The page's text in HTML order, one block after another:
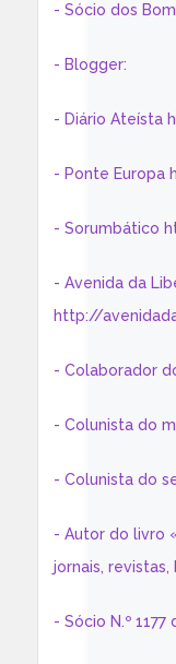
- Sócio dos
- Blogger:
- Diário Ateísta
- Ponte
- Sorumbático
- Avenida da
http://
- Colaborador
- Colunista do
- Colunista do
- Autor do livro
jornais,
- Sócio N.º